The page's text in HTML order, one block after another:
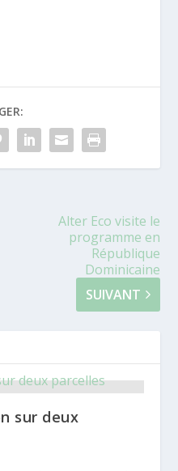
Alter Eco visite le
programme en
République
Dominicaine
SUIVANT
sur deux